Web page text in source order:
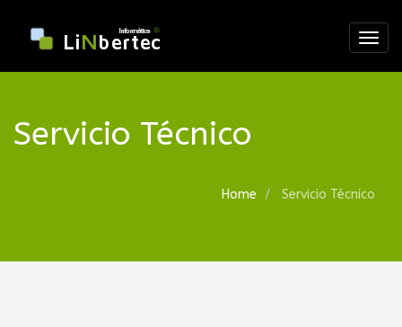
Servicio Técnico
Home Servicio Técnico